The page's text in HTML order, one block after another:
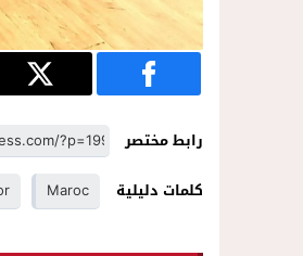
رابط مختصر
كلمات دليلية
Maroc